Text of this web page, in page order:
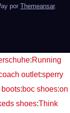
por Themeansar.
:Running
outlet:sperry
:boc shoes:on
shoes:Think